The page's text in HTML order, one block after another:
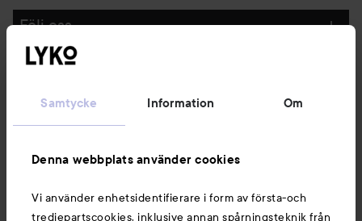
Samtycke Information Om
Denna webbplats använder cookies
Vi använder enhetsidentifierare i form av första-och
tredjepartscookies, inklusive annan spårningsteknik från
Följ oss
Du kanske också gillar